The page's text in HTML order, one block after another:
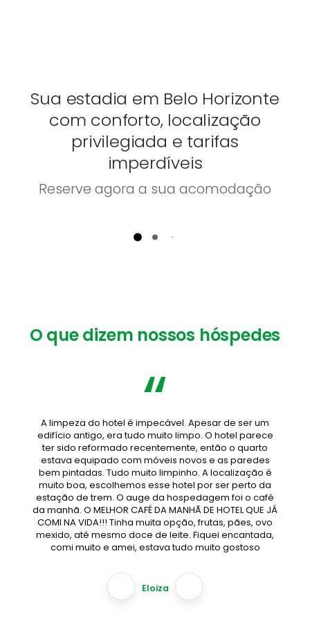
Sua estadia em Belo Horizonte
com conforto, localização
privilegiada e tarifas
imperdíveis
Reserve agora a sua acomodação
O que dizem nossos hóspedes
“
A limpeza do hotel é impecável. Apesar de ser um
edifício antigo, era tudo muito limpo. O hotel parece
ter sido reformado recentemente, então o quarto
estava equipado com móveis novos e as paredes
bem pintadas. Tudo muito limpinho. A localização é
muito boa, escolhemos esse hotel por ser perto da
estação de trem. O auge da hospedagem foi o café
da manhã. O MELHOR CAFÉ DA MANHÃ DE HOTEL QUE JÁ
COMI NA VIDA!!! Tinha muita opção, frutas, pães, ovo
mexido, até mesmo doce de leite. Fiquei encantada,
comi muito e amei, estava tudo muito gostoso
Eloiza